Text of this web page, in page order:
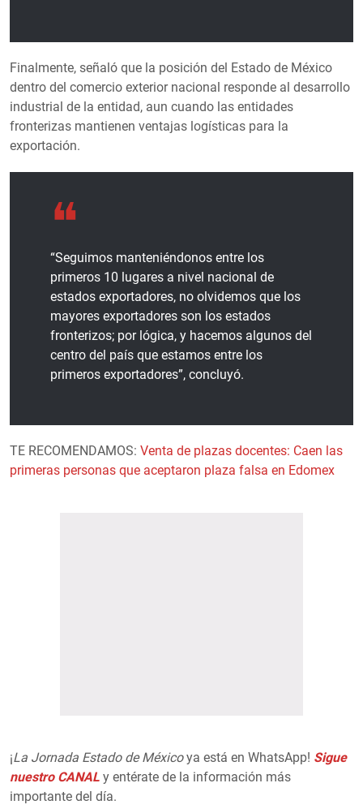
Finalmente, señaló que la posición del Estado de México
dentro del comercio exterior nacional responde al desarrollo
industrial de la entidad, aun cuando las entidades
fronterizas mantienen ventajas logísticas para la
exportación.
“Seguimos manteniéndonos entre los
primeros 10 lugares a nivel nacional de
estados exportadores, no olvidemos que los
mayores exportadores son los estados
fronterizos; por lógica, y hacemos algunos del
centro del país que estamos entre los
primeros exportadores”, concluyó.
TE RECOMENDAMOS: Venta de plazas docentes: Caen las
primeras personas que aceptaron plaza falsa en Edomex
¡La Jornada Estado de Méxicoya está en WhatsApp! Sigue
nuestro CANAL y entérate de la información más
importante del día.